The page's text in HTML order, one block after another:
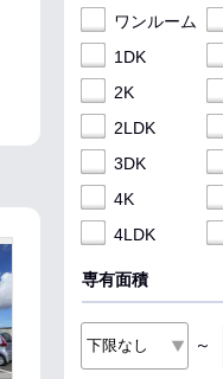
ワンルーム
1DK
2K
2LDK
3DK
4K
4LDK
専有面積
～